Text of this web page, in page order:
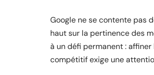
Google ne se contente pas
haut sur la pertinence des
à un défi permanent :
compétitif exige une